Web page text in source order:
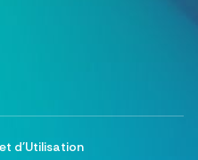
d'Utilisation